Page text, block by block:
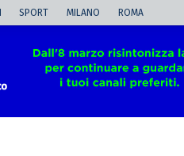
SPORT MILANO ROMA